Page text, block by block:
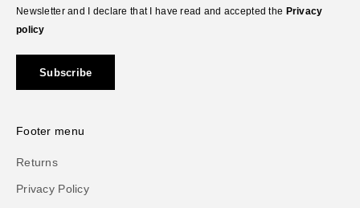
Newsletter and I declare that I have read and accepted the Privacy
policy
Subscribe
Footer menu
Returns
Privacy Policy